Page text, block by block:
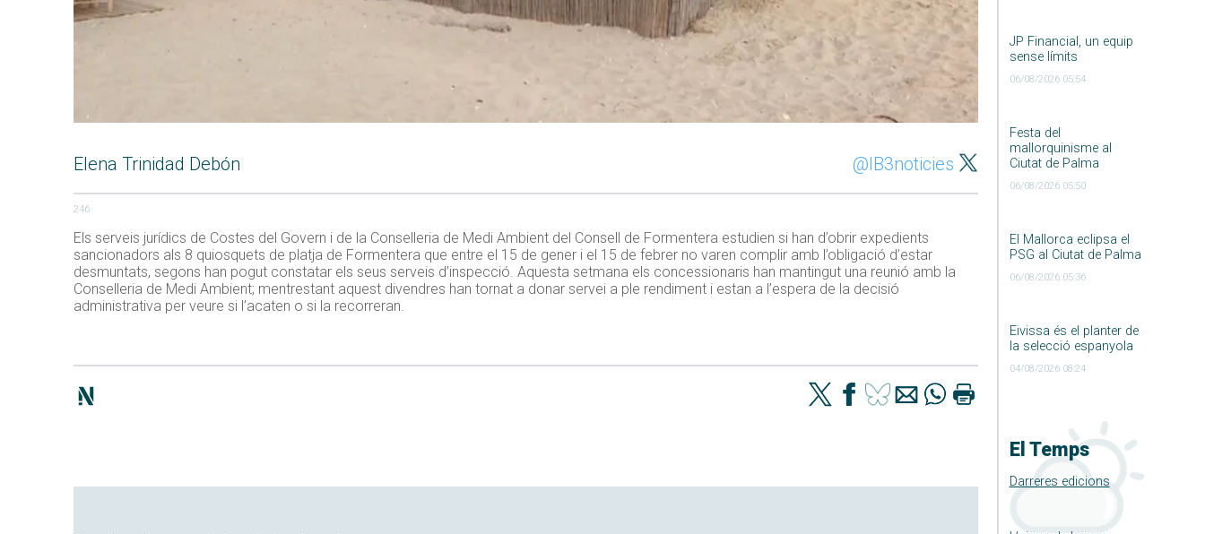
JP Financial, un equip
sense límits
06/08/2026 05:54
Festa del
mallorquinisme al
Ciutat de Palma
06/08/2026 05:50
El Mallorca eclipsa el
PSG al Ciutat de Palma
06/08/2026 05:36
Eivissa és el planter de
la selecció espanyola
04/08/2026 08:24
El Temps
Darreres edicions
Elena Trinidad Debón @IB3noticies
246
Els serveis jurídics de Costes del Govern i de la Conselleria de Medi Ambient del Consell de Formentera estudien si han d’obrir expedients
sancionadors als 8 quiosquets de platja de Formentera que entre el 15 de gener i el 15 de febrer no varen complir amb l’obligació d’estar
desmuntats, segons han pogut constatar els seus serveis d’inspecció. Aquesta setmana els concessionaris han mantingut una reunió amb la
Conselleria de Medi Ambient; mentrestant aquest divendres han tornat a donar servei a ple rendiment i estan a l’espera de la decisió
administrativa per veure si l’acaten o si la recorreran.